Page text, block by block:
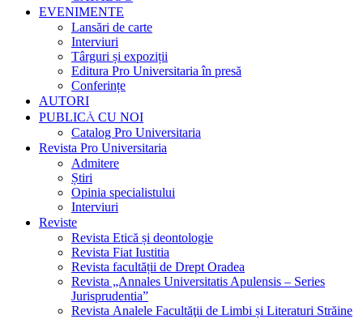
EVENIMENTE
Lansări de carte
Interviuri
Târguri și expoziții
Editura Pro Universitaria în presă
Conferințe
AUTORI
PUBLICĂ CU NOI
Catalog Pro Universitaria
Revista Pro Universitaria
Admitere
Știri
Opinia specialistului
Interviuri
Reviste
Revista Etică și deontologie
Revista Fiat Iustitia
Revista facultății de Drept Oradea
Revista „Annales Universitatis Apulensis – Series
Jurisprudentia”
Revista Analele Facultăţii de Limbi și Literaturi Străine